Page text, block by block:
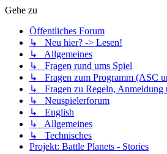
Gehe zu
Öffentliches Forum
↳ Neu hier? -> Lesen!
↳ Allgemeines
↳ Fragen rund ums Spiel
↳ Fragen zum Programm (ASC
↳ Fragen zu Regeln, Anmeldung
↳ Neuspielerforum
↳ English
↳ Allgemeines
↳ Technisches
Projekt: Battle Planets - Stories